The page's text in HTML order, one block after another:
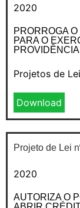
2020
PRORROGA
PARA O
Projetos de
Download
Projeto de Lei
2020
AUTORIZA O